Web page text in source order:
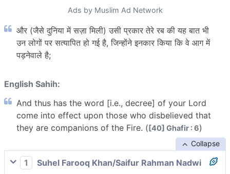
Ads by Muslim Ad Network
और (जैसे दुनिया में सज़ा मिली) उसी प्रकार तेरे रब की यह बात भी
उन लोगों पर सत्यापित हो गई है, जिन्होंने इनकार किया कि वे आग में
पड़नेवाले है;
English Sahih:
And thus has the word [i.e., decree] of your Lord
come into effect upon those who disbelieved that
they are companions of the Fire. ([40] Ghafir : 6)
Collapse
1
Suhel Farooq Khan/Saifur Rahman Nadwi